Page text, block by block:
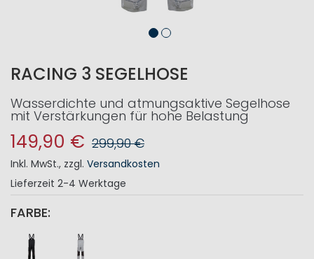
RACING 3 SEGELHOSE
Wasserdichte und atmungsaktive Segelhose
mit Verstärkungen für hohe Belastung
149,90 € 299,90 €
Inkl. MwSt., zzgl. Versandkosten
Lieferzeit 2-4 Werktage
FARBE